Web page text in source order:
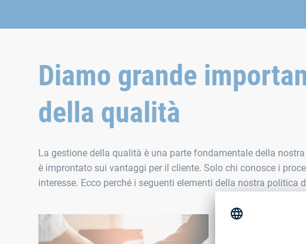
Diamo grande
della qualità
La gestione della qualità è una parte fondamentale della
è improntato sui vantaggi per il cliente. Solo chi conosce i
interesse. Ecco perché i seguenti elementi della nostra